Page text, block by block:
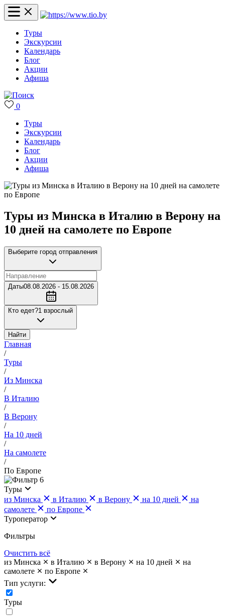
Туры
Экскурсии
Календарь
Блог
Акции
Афиша
0
Туры
Экскурсии
Календарь
Блог
Акции
Афиша
Туры из Минска в Италию в Верону на
10 дней на самолете по Европе
Выберите город отправления
Даты08.08.2026 - 15.08.2026
Кто едет?1 взрослый
Найти
Главная
/
Туры
/
Из Минска
/
В Италию
/
В Верону
/
На 10 дней
/
На самолете
/
По Европе
6
Туры
из Минска
в Италию в Верону на 10 дней
на
самолете
по Европе
Туроператор
Фильтры
Очистить всё
из Минска
в Италию в Верону на 10 дней
на
самолете
по Европе
Тип услуги:
Туры